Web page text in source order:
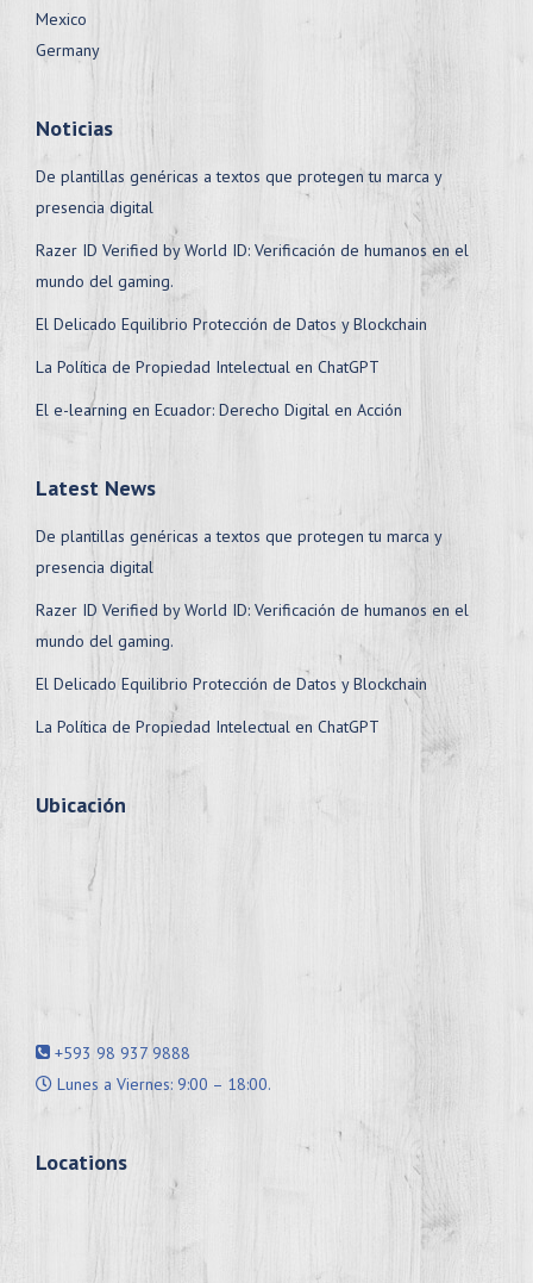
Mexico
Germany
Noticias
De plantillas genéricas a textos que protegen tu marca y
presencia digital
Razer ID Verified by World ID: Verificación de humanos en el
mundo del gaming.
El Delicado Equilibrio Protección de Datos y Blockchain
La Política de Propiedad Intelectual en ChatGPT
El e-learning en Ecuador: Derecho Digital en Acción
Latest News
De plantillas genéricas a textos que protegen tu marca y
presencia digital
Razer ID Verified by World ID: Verificación de humanos en el
mundo del gaming.
El Delicado Equilibrio Protección de Datos y Blockchain
La Política de Propiedad Intelectual en ChatGPT
Ubicación
+593 98 937 9888
Lunes a Viernes: 9:00 – 18:00.
Locations